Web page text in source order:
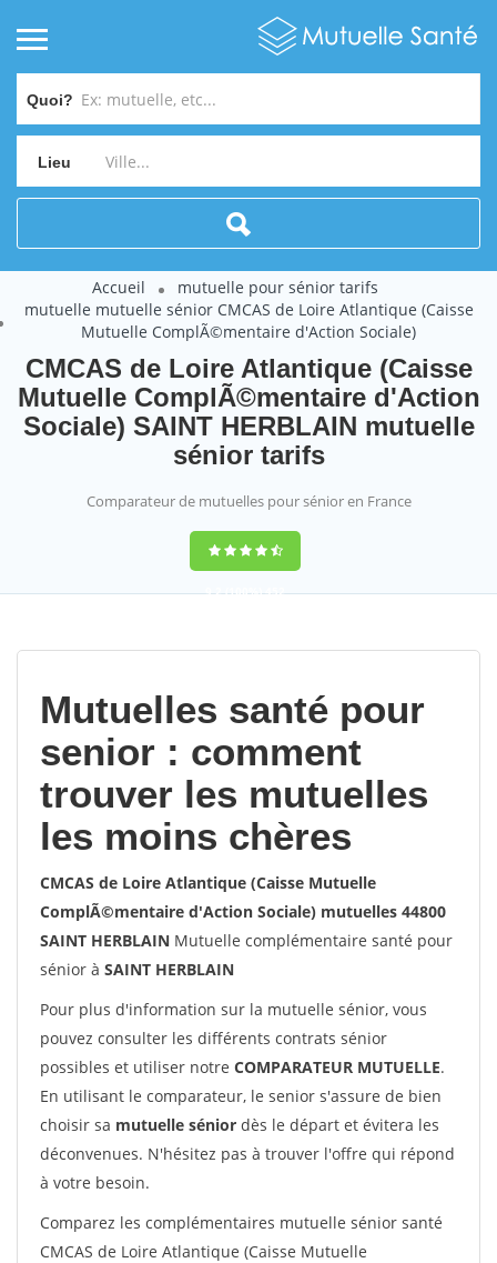
Quoi?
Lieu
Accueil
mutuelle pour sénior tarifs
mutuelle mutuelle sénior CMCAS de Loire Atlantique (Caisse
Mutuelle ComplÃ©mentaire d'Action Sociale)
CMCAS de Loire Atlantique (Caisse
Mutuelle ComplÃ©mentaire d'Action
Sociale) SAINT HERBLAIN mutuelle
sénior tarifs
Comparateur de mutuelles pour sénior en France
9,2(100%)452
Mutuelles santé pour
senior : comment
trouver les mutuelles
les moins chères
CMCAS de Loire Atlantique (Caisse Mutuelle
ComplÃ©mentaire d'Action Sociale) mutuelles 44800
SAINT HERBLAIN Mutuelle complémentaire santé pour
sénior à SAINT HERBLAIN
Pour plus d'information sur la mutuelle sénior, vous
pouvez consulter les différents contrats sénior
possibles et utiliser notre COMPARATEUR MUTUELLE.
En utilisant le comparateur, le senior s'assure de bien
choisir sa mutuelle sénior dès le départ et évitera les
déconvenues. N'hésitez pas à trouver l'offre qui répond
à votre besoin.
Comparez les complémentaires mutuelle sénior santé
CMCAS de Loire Atlantique (Caisse Mutuelle